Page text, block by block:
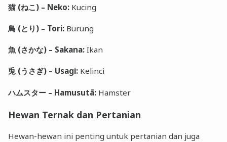
猫 (ねこ) – Neko: Kucing
鳥 (とり) – Tori: Burung
魚 (さかな) – Sakana: Ikan
兎 (うさぎ) – Usagi: Kelinci
ハムスター – Hamusutā: Hamster
Hewan Ternak dan Pertanian
Hewan-hewan ini penting untuk pertanian dan juga